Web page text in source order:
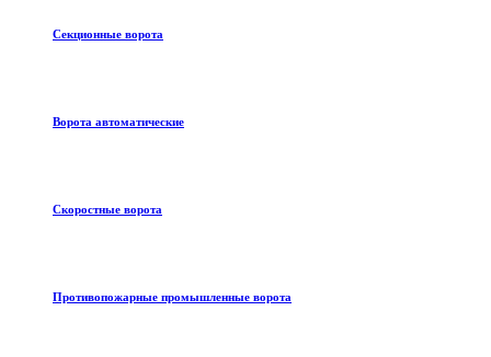
Секционные ворота
Ворота автоматические
Скоростные ворота
Противопожарные промышленные ворота